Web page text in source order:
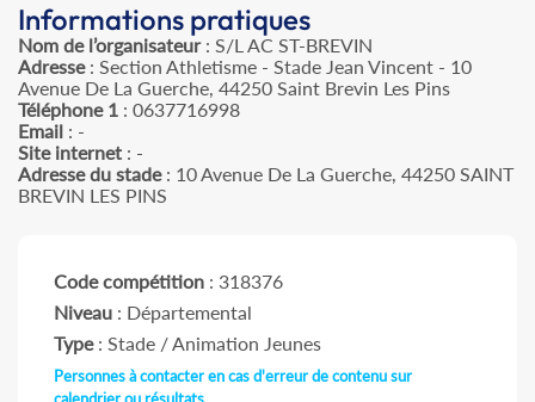
Informations pratiques
Nom de l’organisateur: S/L AC ST-BREVIN
Adresse: Section Athletisme - Stade Jean Vincent - 10
Avenue De La Guerche, 44250 Saint Brevin Les Pins
Téléphone 1 : 0637716998
Email : -
Site internet : -
Adresse du stade: 10 Avenue De La Guerche, 44250 SAINT
BREVIN LES PINS
Code compétition : 318376
Niveau : Départemental
Type: Stade / Animation Jeunes
Personnes à contacter en cas d'erreur de contenu sur